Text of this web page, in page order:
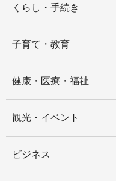
くらし・手続き
子育て・教育
健康・医療・福祉
観光・イベント
ビジネス